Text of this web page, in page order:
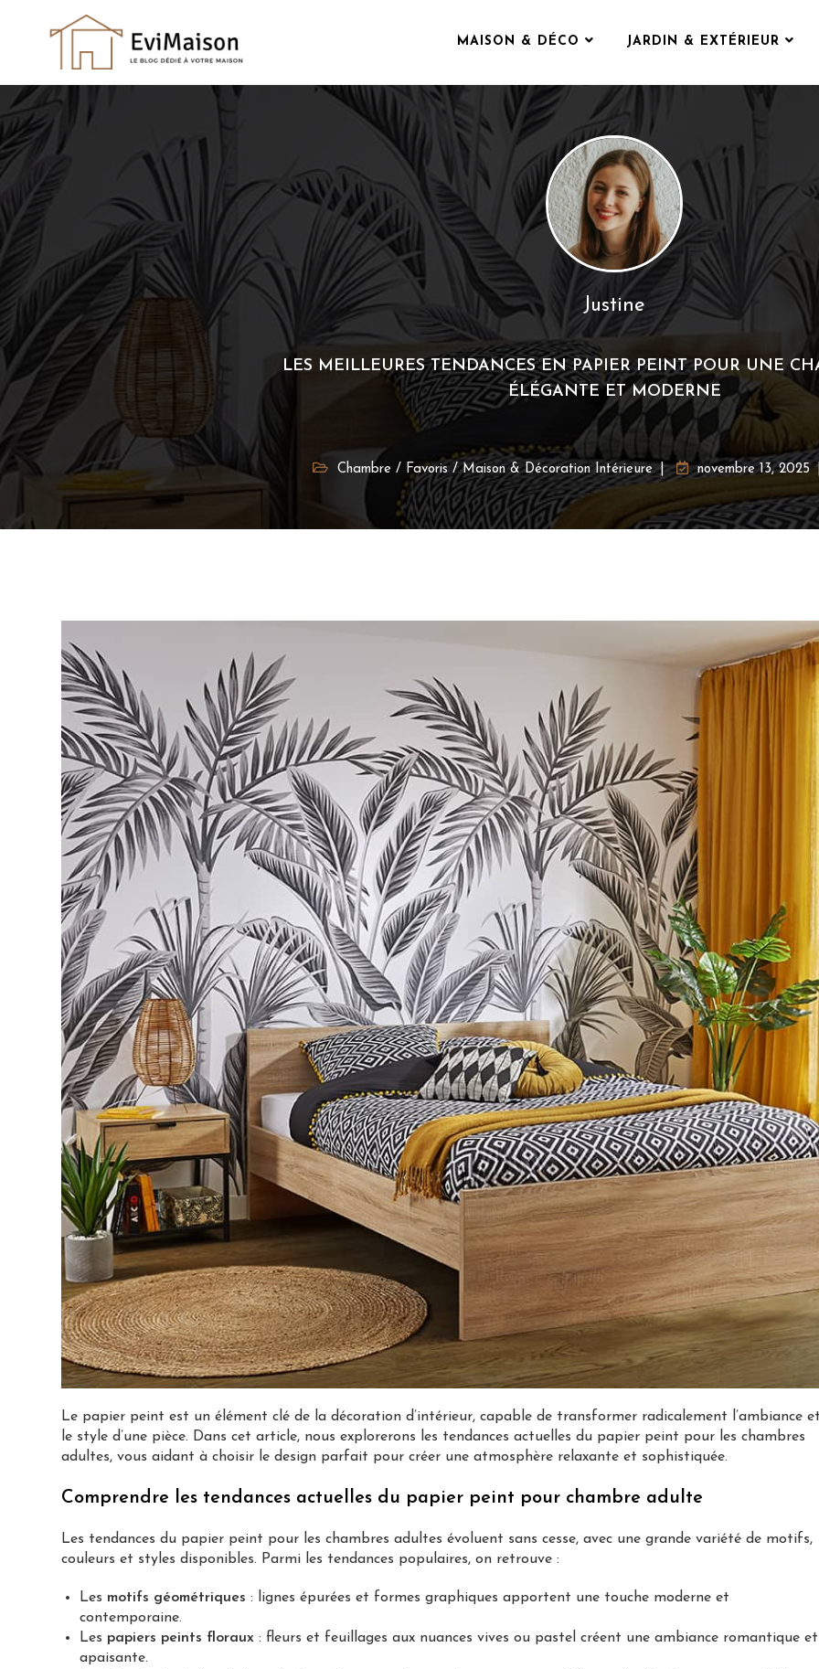
MAISON & DÉCO JARDIN & EXTÉRIEUR
Justine
LES MEILLEURES TENDANCES EN PAPIER PEINT POUR UNE
ÉLÉGANTE ET MODERNE
Chambre/ Favoris/Maison & Décoration Intérieure novembre 13, 2025
Le papier peint est un élément clé de la décoration d’intérieur, capable de transformer radicalement l’ambiance
le style d’une pièce. Dans cet article, nous explorerons les tendances actuelles du papier peint pour les chambres
adultes, vous aidant à choisir le design parfait pour créer une atmosphère relaxante et sophistiquée.
Comprendre les tendances actuelles du papier peint pour chambre adulte
Les tendances du papier peint pour les chambres adultes évoluent sans cesse, avec une grande variété de motifs,
couleurs et styles disponibles. Parmi les tendances populaires, on retrouve :
Les motifs géométriques : lignes épurées et formes graphiques apportent une touche moderne et
contemporaine.
Les papiers peints floraux : fleurs et feuillages aux nuances vives ou pastel créent une ambiance romantique et
apaisante.